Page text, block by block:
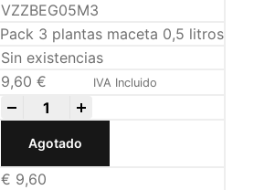
VZZBEG05M3
Pack 3 plantas maceta 0,5 litros
Sin existencias
9,60€ IVA Incluido
Agotado
€ 9,60